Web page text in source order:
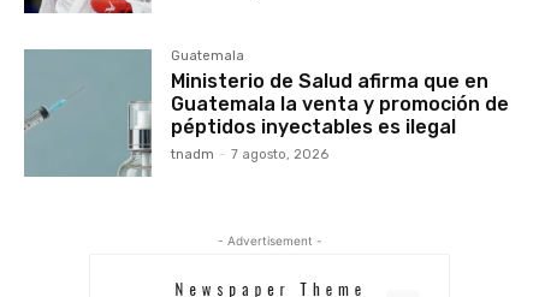
Guatemala
Ministerio de Salud afirma que en
Guatemala la venta y promoción de
péptidos inyectables es ilegal
tnadm - 7 agosto, 2026
- Advertisement -